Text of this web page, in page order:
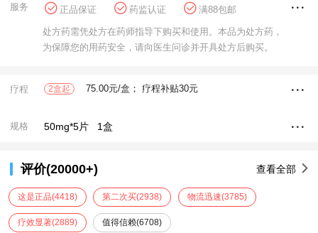
服务 正品保证 药监认证
满88包邮
花呗分期
方舟健客大药房
处方药需凭处方在药师指导下购买和使用。本品为处方药，
为保障您的用药安全，请向医生问诊并开具处方后购买。
疗程 2盒起 75.00元/盒； 疗程补贴30元
规格 50mg*5片 1盒
评价(20000+) 查看全部
这是正品(4418) 第二次买(2938) 物流迅速(3785)
疗效显著(2889) 值得信赖(6708)